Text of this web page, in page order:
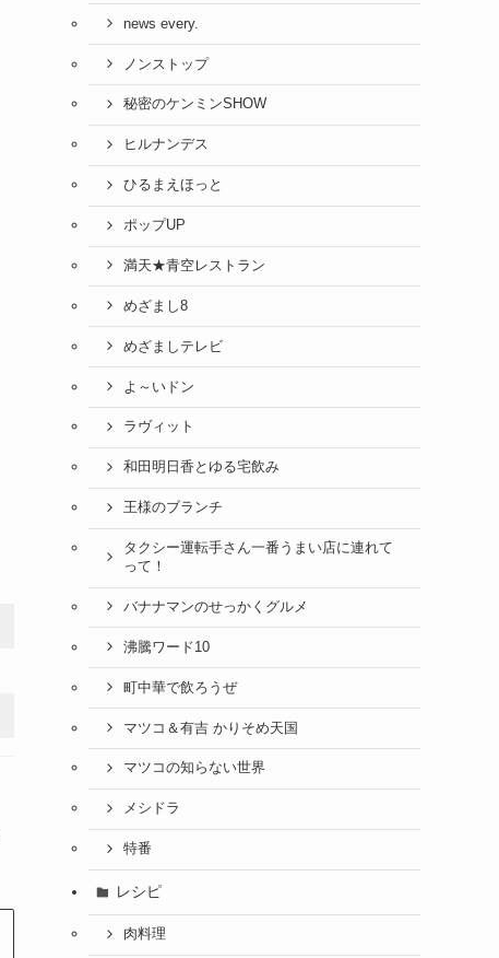
news every.
ノンストップ
秘密のケンミンSHOW
ヒルナンデス
ひるまえほっと
ポップUP
満天★青空レストラン
めざまし8
めざましテレビ
よ～いドン
ラヴィット
和田明日香とゆる宅飲み
王様のブランチ
タクシー運転手さん一番うまい店に連れて
って！
バナナマンのせっかくグルメ
沸騰ワード10
町中華で飲ろうぜ
マツコ＆有吉 かりそめ天国
マツコの知らない世界
メシドラ
特番
レシピ
肉料理